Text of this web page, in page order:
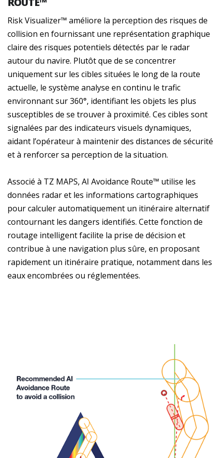
Risk Visualizer™ améliore la perception des risques de
collision en fournissant une représentation graphique
claire des risques potentiels détectés par le radar
autour du navire. Plutôt que de se concentrer
uniquement sur les cibles situées le long de la route
actuelle, le système analyse en continu le trafic
environnant sur 360°, identifiant les objets les plus
susceptibles de se trouver à proximité. Ces cibles sont
signalées par des indicateurs visuels dynamiques,
aidant l’opérateur à maintenir des distances de sécurité
et à renforcer sa perception de la situation.
Associé à TZ MAPS, AI Avoidance Route™ utilise les
données radar et les informations cartographiques
pour calculer automatiquement un itinéraire alternatif
contournant les dangers identifiés. Cette fonction de
routage intelligent facilite la prise de décision et
contribue à une navigation plus sûre, en proposant
rapidement un itinéraire pratique, notamment dans les
eaux encombrées ou réglementées.